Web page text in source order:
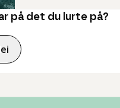
på det du lurte på?